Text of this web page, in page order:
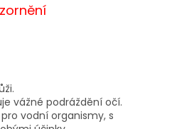
vážné podráždění očí.
vodní organismy, s